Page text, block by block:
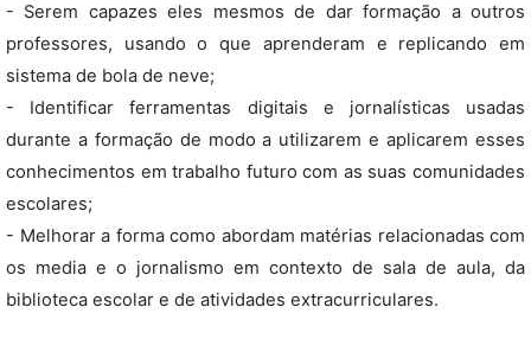
- Serem capazes eles mesmos de dar formação a outros
professores, usando o que aprenderam e replicando em
sistema de bola de neve;
- Identificar ferramentas digitais e jornalísticas usadas
durante a formação de modo a utilizarem e aplicarem esses
conhecimentos em trabalho futuro com as suas comunidades
escolares;
- Melhorar a forma como abordam matérias relacionadas com
os media e o jornalismo em contexto de sala de aula, da
biblioteca escolar e de atividades extracurriculares.